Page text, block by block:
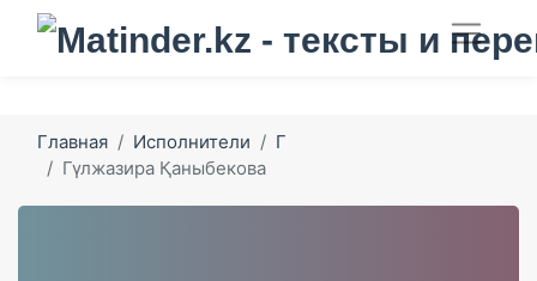
Главная Исполнители
Г
Гүлжазира Қаныбекова